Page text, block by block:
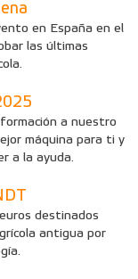
en España en el
las últimas
a nuestro
máquina para ti y
a la ayuda.
destinados
antigua por